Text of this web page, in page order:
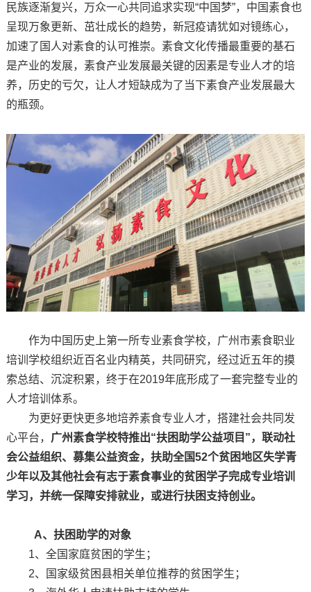
民族逐渐复兴，万众一心共同追求实现“中国梦”，中国素食也
呈现万象更新、茁壮成长的趋势，新冠疫请犹如对镜练心，
加速了国人对素食的认可推崇。素食文化传播最重要的基石
是产业的发展，素食产业发展最关键的因素是专业人才的培
养，历史的亏欠，让人才短缺成为了当下素食产业发展最大
的瓶颈。
作为中国历史上第一所专业素食学校，广州市素食职业
培训学校组织近百名业内精英，共同研究，经过近五年的摸
索总结、沉淀积累，终于在2019年底形成了一套完整专业的
人才培训体系。
为更好更快更多地培养素食专业人才，搭建社会共同发
心平台， 广州素食学校特推出“扶困助学公益项目”，联动社
会公益组织、募集公益资金，扶助全国52个贫困地区失学青
少年以及其他社会有志于素食事业的贫困学子完成专业培训
学习，并统一保障安排就业，或进行扶困支持创业。
A、扶困助学的对象
1、全国家庭贫困的学生；
2、国家级贫困县相关单位推荐的贫困学生；